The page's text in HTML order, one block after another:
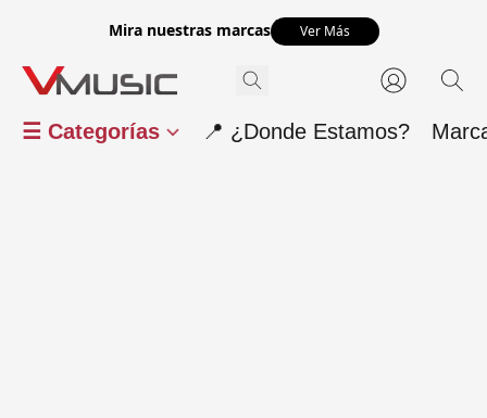
Mira nuestras marcas Ver Más
☰ Categorías 📍 ¿Donde Estamos?